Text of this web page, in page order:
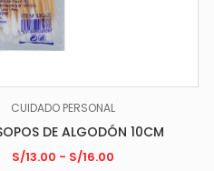
CUIDADO PERSONAL
DE ALGODÓN 10CM
S/13.00 - S/16.00